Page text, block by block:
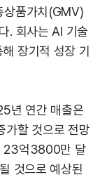
품가치(GMV)
. 회사는 AI 기술
장기적 성장 기
년 연간 매출은
가할 것으로 전망
23억3800만 달
것으로 예상된